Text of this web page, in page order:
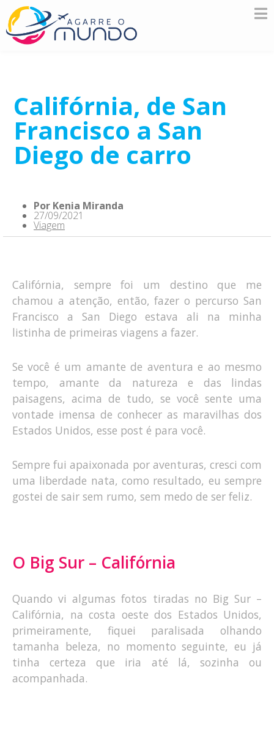
Califórnia, de San
Francisco a San
Diego de carro
Por Kenia Miranda
27/09/2021
Viagem
Califórnia, sempre foi um destino que me
chamou a atenção, então, fazer o percurso San
Francisco a San Diego estava ali na minha
listinha de primeiras viagens a fazer.
Se você é um amante de aventura e ao mesmo
tempo, amante da natureza e das lindas
paisagens, acima de tudo, se você sente uma
vontade imensa de conhecer as maravilhas dos
Estados Unidos, esse post é para você.
Sempre fui apaixonada por aventuras, cresci com
uma liberdade nata, como resultado, eu sempre
gostei de sair sem rumo, sem medo de ser feliz.
O Big Sur – Califórnia
Quando vi algumas fotos tiradas no Big Sur –
Califórnia, na costa oeste dos Estados Unidos,
primeiramente, fiquei paralisada olhando
tamanha beleza, no momento seguinte, eu já
tinha certeza que iria até lá, sozinha ou
acompanhada.